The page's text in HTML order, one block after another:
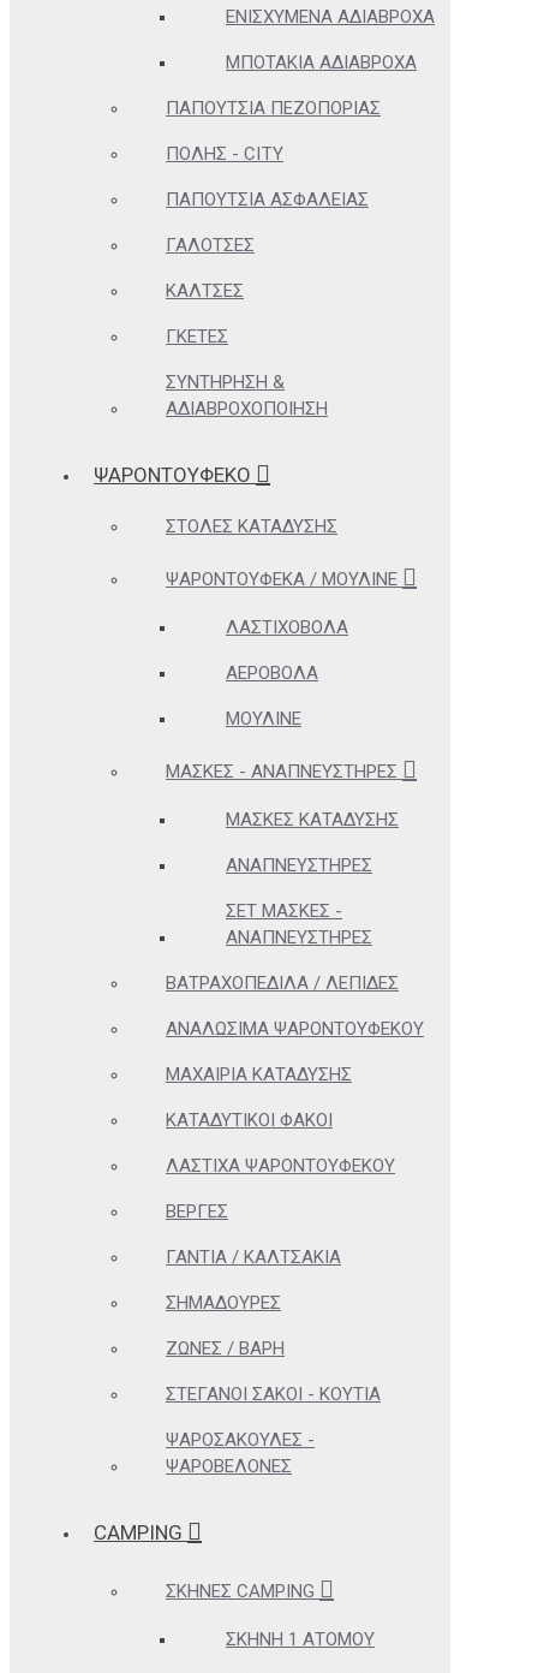
ΕΝΙΣΧΥΜΈΝΑ ΑΔΙΆΒΡΟΧΑ
ΜΠΟΤΆΚΙΑ ΑΔΙΆΒΡΟΧΑ
ΠΑΠΟΎΤΣΙΑ ΠΕΖΟΠΟΡΊΑΣ
ΠΌΛΗΣ - CITY
ΠΑΠΟΎΤΣΙΑ ΑΣΦΑΛΕΊΑΣ
ΓΑΛΌΤΣΕΣ
ΚΆΛΤΣΕΣ
ΓΚΈΤΕΣ
ΣΥΝΤΉΡΗΣΗ &
ΑΔΙΑΒΡΟΧΟΠΟΊΗΣΗ
ΨΑΡΟΝΤΟΥΦΕΚΟ
ΣΤΟΛΈΣ ΚΑΤΆΔΥΣΗΣ
ΨΑΡΟΝΤΟΎΦΕΚΑ / ΜΟΥΛΙΝΈ
ΛΑΣΤΙΧΟΒΌΛΑ
ΑΕΡΟΒΌΛΑ
ΜΟΥΛΙΝΈ
ΜΆΣΚΕΣ - ΑΝΑΠΝΕΥΣΤΉΡΕΣ
ΜΆΣΚΕΣ ΚΑΤΆΔΥΣΗΣ
ΑΝΑΠΝΕΥΣΤΉΡΕΣ
ΣΕΤ ΜΆΣΚΕΣ -
ΑΝΑΠΝΕΥΣΤΉΡΕΣ
ΒΑΤΡΑΧΟΠΈΔΙΛΑ / ΛΕΠΊΔΕΣ
ΑΝΑΛΏΣΙΜΑ ΨΑΡΟΝΤΟΎΦΕΚΟΥ
ΜΑΧΑΊΡΙΑ ΚΑΤΆΔΥΣΗΣ
ΚΑΤΑΔΥΤΙΚΟΊ ΦΑΚΟΊ
ΛΆΣΤΙΧΑ ΨΑΡΟΝΤΟΎΦΕΚΟΥ
ΒΈΡΓΕΣ
ΓΆΝΤΙΑ / ΚΑΛΤΣΆΚΙΑ
ΣΗΜΑΔΟΎΡΕΣ
ΖΏΝΕΣ / ΒΆΡΗ
ΣΤΕΓΑΝΟΊ ΣΆΚΟΙ - ΚΟΥΤΙΆ
ΨΑΡΟΣΑΚΟΎΛΕΣ -
ΨΑΡΟΒΕΛΌΝΕΣ
CAMPING
ΣΚΗΝΈΣ CAMPING
ΣΚΗΝΉ 1 ΑΤΌΜΟΥ